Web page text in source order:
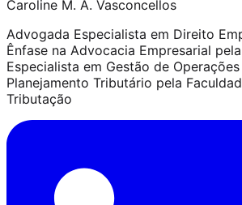
Caroline M. A. Vasconcellos
Advogada Especialista em Direito
Ênfase na Advocacia Empresarial
Especialista em Gestão de
Planejamento Tributário pela
Tributação